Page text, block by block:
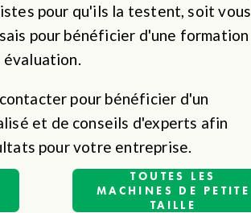
pour qu'ils la testent, soit vous
pour bénéficier d'une formation
pour bénéficier d'un
et de conseils d'experts afin
pour votre entreprise.
TOUTES LES
MACHINES DE PETITE
TAILLE